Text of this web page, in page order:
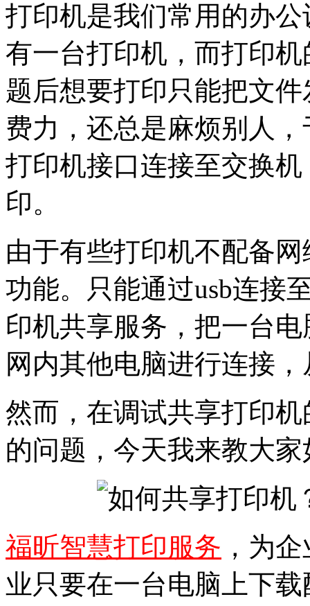
打印机是我们常用的办
有一台打印机，而打印
题后想要打印只能把文
费力，还总是麻烦别人
打印机接口连接至交换
印。
由于有些打印机不配备
功能。只能通过usb连接
印机共享服务，把一台
网内其他电脑进行连接
然而，在调试共享打印
的问题，今天我来教大家
福昕智慧打印服务 ，为
业只要在一台电脑上下